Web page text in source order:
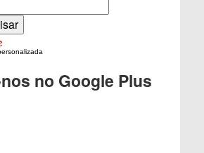
no Google Plus